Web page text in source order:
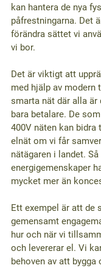
kan hantera de nya
påfrestningarna. Det
förändra sättet vi
vi bor.
Det är viktigt att
med hjälp av modern
smarta nät där alla är
bara betalare. De
400V näten kan
elnät om vi får
nätägaren i landet. Så
energigemenskaper
mycket mer än
Ett exempel är att de
gemensamt
hur och när vi
och levererar el. Vi
behoven av att